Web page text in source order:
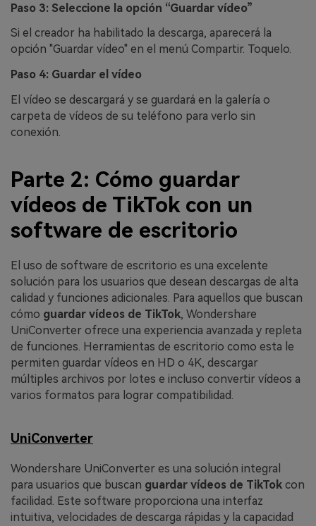
Paso 3: Seleccione la opción “Guardar vídeo”
Si el creador ha habilitado la descarga, aparecerá la
opción "Guardar vídeo" en el menú Compartir. Toquelo.
Paso 4: Guardar el vídeo
El vídeo se descargará y se guardará en la galería o
carpeta de vídeos de su teléfono para verlo sin
conexión.
Parte 2: Cómo guardar
vídeos de TikTok con un
software de escritorio
El uso de software de escritorio es una excelente
solución para los usuarios que desean descargas de alta
calidad y funciones adicionales. Para aquellos que buscan
cómo guardar vídeos de TikTok, Wondershare
UniConverter ofrece una experiencia avanzada y repleta
de funciones. Herramientas de escritorio como esta le
permiten guardar vídeos en HD o 4K, descargar
múltiples archivos por lotes e incluso convertir vídeos a
varios formatos para lograr compatibilidad.
UniConverter
Wondershare UniConverter es una solución integral
para usuarios que buscan guardar vídeos de TikTok con
facilidad. Este software proporciona una interfaz
intuitiva, velocidades de descarga rápidas y la capacidad